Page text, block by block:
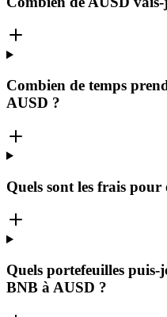
Combien de temps
AUSD ?
Quels sont les frais
Quels portefeuilles
BNB à AUSD ?